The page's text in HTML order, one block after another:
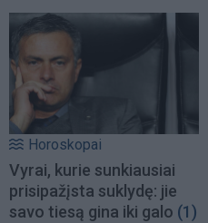
Horoskopai
Vyrai, kurie sunkiausiai
prisipažįsta suklydę: jie
savo tiesą gina iki galo (1)